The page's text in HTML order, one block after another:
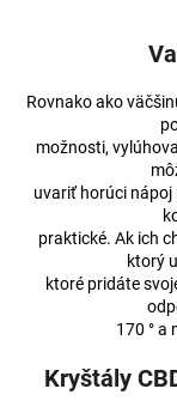
Rovnako ako
možnosti,
uvariť horúci nápoj
praktické. Ak ich
ktorý
ktoré pridáte
170 ° a
Kryštály